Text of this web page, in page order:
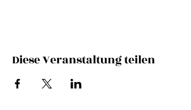
Diese Veranstaltung teilen